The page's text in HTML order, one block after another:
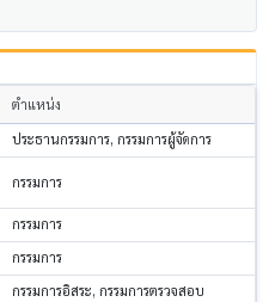
ตำแหน่ง
ประธานกรรมการ, กรรมการผู้จัดการ
กรรมการ
กรรมการ
กรรมการ
กรรมการอิสระ, กรรมการตรวจสอบ